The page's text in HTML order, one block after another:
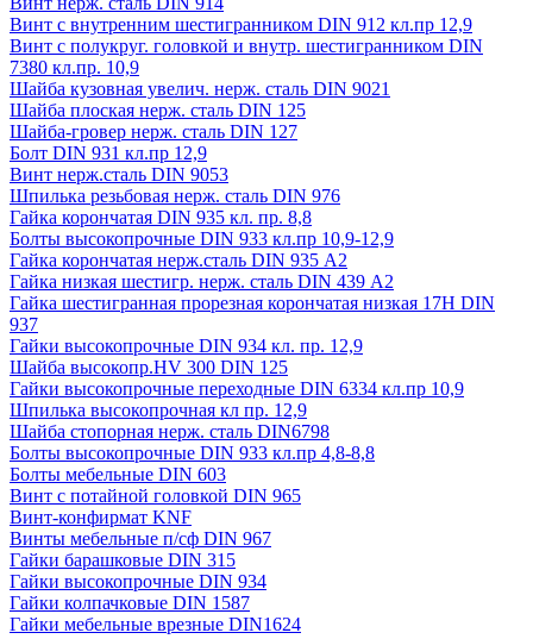
Винт с внутренним шестигранником DIN 912 кл.пр 12,9
Винт с полукруг. головкой и внутр. шестигранником DIN
7380 кл.пр. 10,9
Шайба кузовная увелич. нерж. сталь DIN 9021
Шайба плоская нерж. сталь DIN 125
Шайба-гровер нерж. сталь DIN 127
Болт DIN 931 кл.пр 12,9
Винт нерж.сталь DIN 9053
Шпилька резьбовая нерж. сталь DIN 976
Гайка корончатая DIN 935 кл. пр. 8,8
Болты высокопрочные DIN 933 кл.пр 10,9-12,9
Гайка корончатая нерж.сталь DIN 935 А2
Гайка низкая шестигр. нерж. сталь DIN 439 А2
Гайка шестигранная прорезная корончатая низкая 17H DIN
937
Гайки высокопрочные DIN 934 кл. пр. 12,9
Шайба высокопр.HV 300 DIN 125
Гайки высокопрочные переходные DIN 6334 кл.пр 10,9
Шпилька высокопрочная кл пр. 12,9
Шайба стопорная нерж. сталь DIN6798
Болты высокопрочные DIN 933 кл.пр 4,8-8,8
Болты мебельные DIN 603
Винт с потайной головкой DIN 965
Винт-конфирмат KNF
Винты мебельные п/сф DIN 967
Гайки барашковые DIN 315
Гайки высокопрочные DIN 934
Гайки колпачковые DIN 1587
Гайки мебельные врезные DIN1624